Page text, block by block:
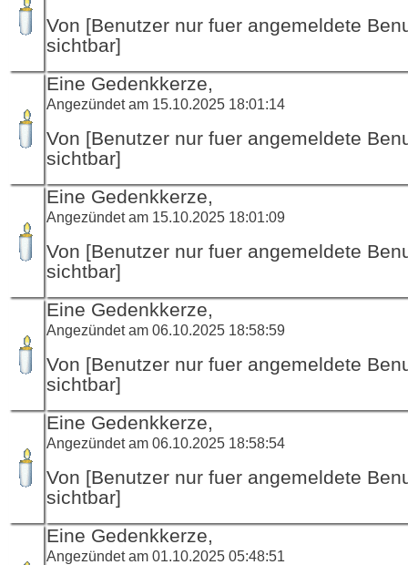
Von [Benutzer nur fuer angemeldete
sichtbar]
Eine Gedenkkerze,
Angezündet am 15.10.2025 18:01:14
Von [Benutzer nur fuer angemeldete
sichtbar]
Eine Gedenkkerze,
Angezündet am 15.10.2025 18:01:09
Von [Benutzer nur fuer angemeldete
sichtbar]
Eine Gedenkkerze,
Angezündet am 06.10.2025 18:58:59
Von [Benutzer nur fuer angemeldete
sichtbar]
Eine Gedenkkerze,
Angezündet am 06.10.2025 18:58:54
Von [Benutzer nur fuer angemeldete
sichtbar]
Eine Gedenkkerze,
Angezündet am 01.10.2025 05:48:51